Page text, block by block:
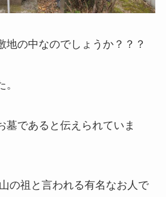
地の中なのでしょうか？？？
墓であると伝えられていま
の祖と言われる有名なお人で